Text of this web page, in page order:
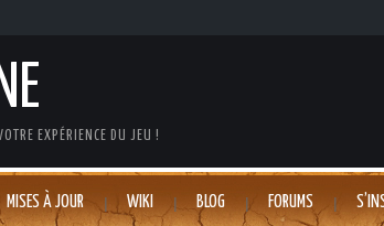
EXPÉRIENCE DU JEU !
MISES À JOUR WIKI BLOG FORUMS